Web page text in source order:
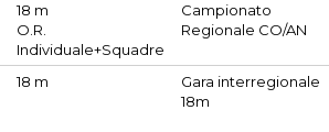
18 m
O.R.
Individuale+Squadre
Campionato
Regionale CO/AN
18 m
Gara interregionale
18m